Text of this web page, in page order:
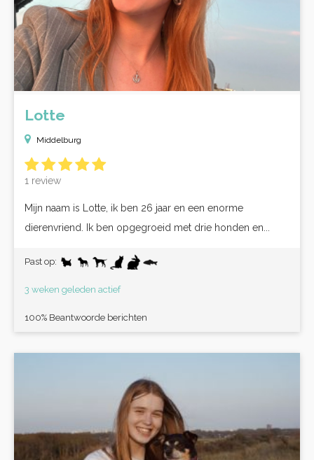
Lotte
Middelburg
1 review
Mijn naam is Lotte, ik ben 26 jaar en een enorme
dierenvriend. Ik ben opgegroeid met drie honden en...
Past op:
3 weken geleden actief
100% Beantwoorde berichten